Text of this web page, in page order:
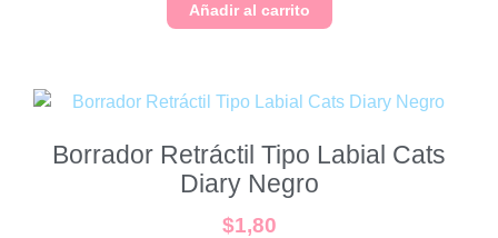
Añadir al carrito
Borrador Retráctil Tipo Labial Cats
Diary Negro
$1,80